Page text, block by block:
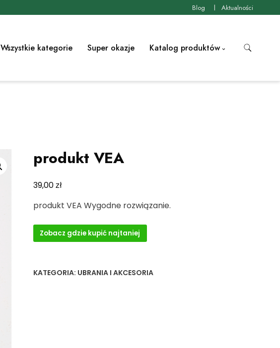
Blog Aktualności
Wszystkie kategorie Super okazje Katalog produktów
produkt VEA
39,00zł
produkt VEA Wygodne rozwiązanie.
Zobacz gdzie kupić najtaniej
KATEGORIA: UBRANIA I AKCESORIA